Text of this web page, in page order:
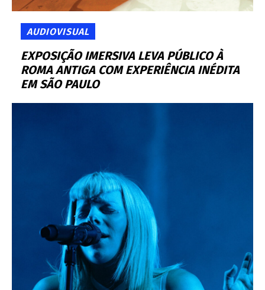
AUDIOVISUAL
EXPOSIÇÃO IMERSIVA LEVA PÚBLICO À
ROMA ANTIGA COM EXPERIÊNCIA INÉDITA
EM SÃO PAULO